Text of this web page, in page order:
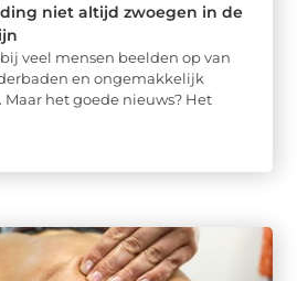
niet altijd zwoegen in de
veel mensen beelden op van
en ongemakkelijk
het goede nieuws? Het